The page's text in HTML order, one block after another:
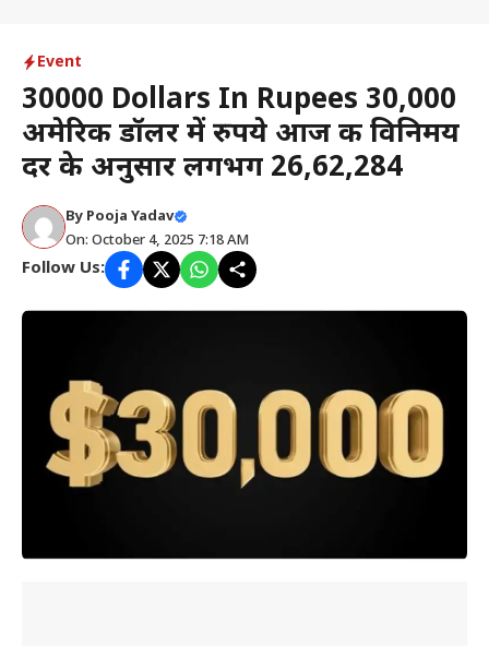
Event
30000 Dollars In Rupees 30,000
अमेरिकी डॉलर में रुपये आज की विनिमय
दर के अनुसार लगभग ₹26,62,284
By Pooja Yadav
On: October 4, 2025 7:18 AM
Follow Us: